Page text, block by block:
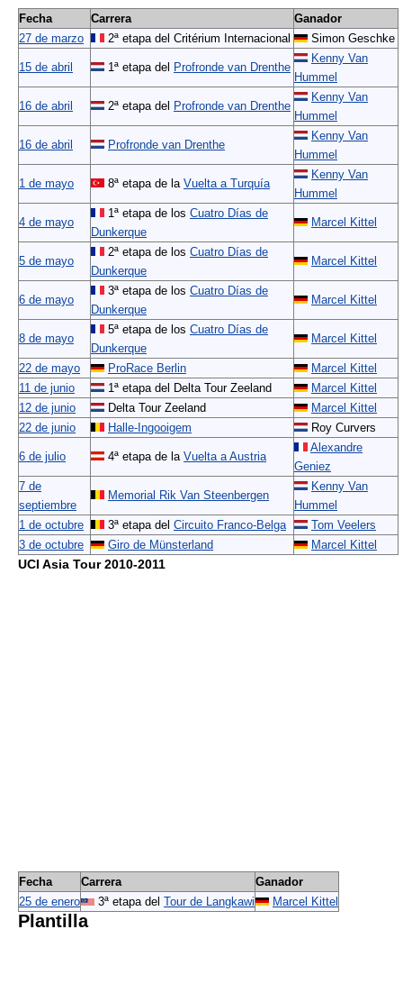
Fecha Carrera
Ganador
27 de marzo
2ª etapa del Critérium Internacional Simon Geschke
15 de abril 1ª etapa del Profronde van Drenthe
Kenny Van
Hummel
16 de abril 2ª etapa del Profronde van Drenthe
Kenny Van
Hummel
16 de abril Profronde van Drenthe
Kenny Van
Hummel
1 de mayo 8ª etapa de la Vuelta a Turquía
Kenny Van
Hummel
4 de mayo
1ª etapa de los Cuatro Días de
Dunkerque
Marcel Kittel
5 de mayo
2ª etapa de los Cuatro Días de
Dunkerque
Marcel Kittel
6 de mayo
3ª etapa de los Cuatro Días de
Dunkerque
Marcel Kittel
8 de mayo
5ª etapa de los Cuatro Días de
Dunkerque
Marcel Kittel
22 de mayo ProRace Berlin
Marcel Kittel
11 de junio
1ª etapa del Delta Tour Zeeland
Marcel Kittel
12 de junio
Delta Tour Zeeland
Marcel Kittel
22 de junio
Halle-Ingooigem Roy Curvers
6 de julio 4ª etapa de la Vuelta a Austria
Alexandre
Geniez
7 de
septiembre
Memorial Rik Van Steenbergen
Kenny Van
Hummel
1 de octubre
3ª etapa del Circuito Franco-Belga
Tom Veelers
3 de octubre
Giro de Münsterland Marcel Kittel
UCI Asia Tour 2010-2011
Fecha Carrera
Ganador
25 de enero
3ª etapa del Tour de Langkawi Marcel Kittel
Plantilla